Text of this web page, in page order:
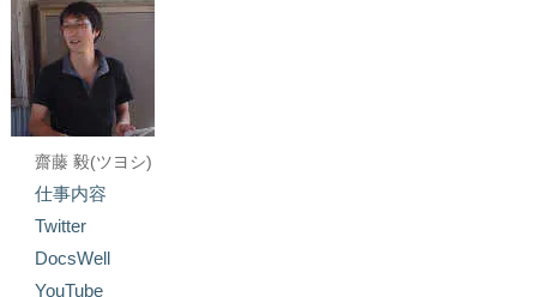
齋藤 毅(ツヨシ)
仕事内容
Twitter
DocsWell
YouTube